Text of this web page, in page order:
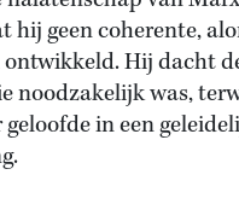
hij geen coherente,
Hij dacht
noodzakelijk was,
in een